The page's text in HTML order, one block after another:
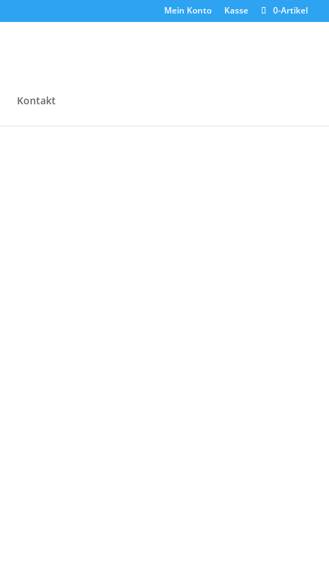
Mein Konto Kasse 0-Artikel
Kontakt